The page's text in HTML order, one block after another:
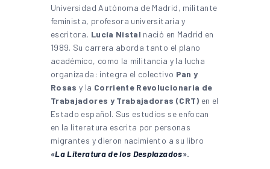
Universidad Autónoma de Madrid, militante
feminista, profesora universitaria y
escritora, Lucía Nistal nació en Madrid en
1989. Su carrera aborda tanto el plano
académico, como la militancia y la lucha
organizada: integra el colectivo Pan y
Rosas y la Corriente Revolucionaria de
Trabajadores y Trabajadoras (CRT) en el
Estado español. Sus estudios se enfocan
en la literatura escrita por personas
migrantes y dieron nacimiento a su libro
«La Literatura de los Desplazados».